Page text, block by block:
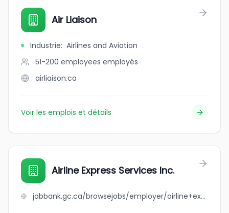
Air Liaison
Industrie: Airlines and Aviation
51-200 employees employés
airliaison.ca
Voir les emplois et détails
Airline Express Services Inc.
jobbank.gc.ca/browsejobs/employer/airline+express+services+inc./ca